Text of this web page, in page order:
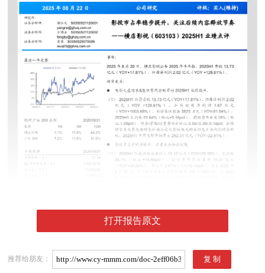
打开报告原文
推荐给朋友：